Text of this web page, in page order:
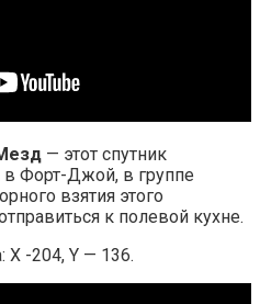
— этот спутник
в Форт-Джой, в группе
взятия этого
к полевой кухне.
-204, Y — 136.